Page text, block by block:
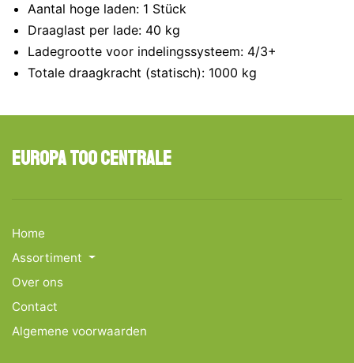
Aantal hoge laden: 1 Stück
Draaglast per lade: 40 kg
Ladegrootte voor indelingssysteem: 4/3+
Totale draagkracht (statisch): 1000 kg
Europa Too Centrale
Home
Assortiment
Over ons
Contact
Algemene voorwaarden